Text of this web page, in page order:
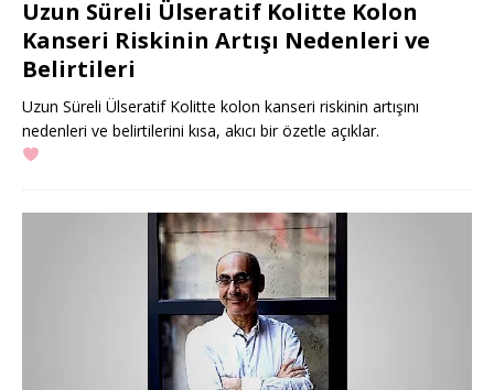
Uzun Süreli Ülseratif Kolitte Kolon
Kanseri Riskinin Artışı Nedenleri ve
Belirtileri
Uzun Süreli Ülseratif Kolitte kolon kanseri riskinin artışını
nedenleri ve belirtilerini kısa, akıcı bir özetle açıklar.